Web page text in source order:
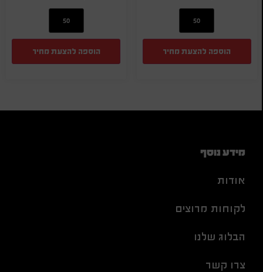
הוספה להצעת מחיר הוספה להצעת מחיר
מידע נוסף
אודות
לקוחות מרוצים
הבלוג שלנו
צרו קשר